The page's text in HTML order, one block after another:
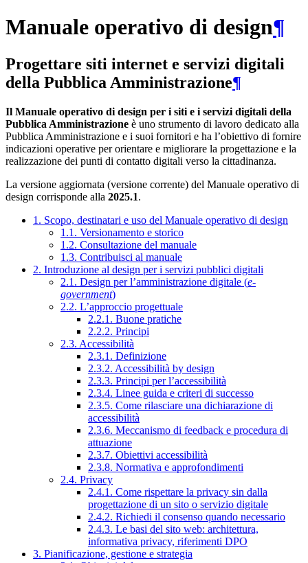
Manuale operativo di design¶
Progettare siti internet e servizi digitali
della Pubblica Amministrazione¶
Il Manuale operativo di design per i siti e i servizi digitali della
Pubblica Amministrazione è uno strumento di lavoro dedicato alla
Pubblica Amministrazione e i suoi fornitori e ha l’obiettivo di fornire
indicazioni operative per orientare e migliorare la progettazione e la
realizzazione dei punti di contatto digitali verso la cittadinanza.
La versione aggiornata (versione corrente) del Manuale operativo di
design corrisponde alla 2025.1.
1. Scopo, destinatari e uso del Manuale operativo di design
1.1. Versionamento e storico
1.2. Consultazione del manuale
1.3. Contribuisci al manuale
2. Introduzione al design per i servizi pubblici digitali
2.1. Design per l’amministrazione digitale (e-
government)
2.2. L’approccio progettuale
2.2.1. Buone pratiche
2.2.2. Principi
2.3. Accessibilità
2.3.1. Definizione
2.3.2. Accessibilità by design
2.3.3. Principi per l’accessibilità
2.3.4. Linee guida e criteri di successo
2.3.5. Come rilasciare una dichiarazione di
accessibilità
2.3.6. Meccanismo di feedback e procedura di
attuazione
2.3.7. Obiettivi accessibilità
2.3.8. Normativa e approfondimenti
2.4. Privacy
2.4.1. Come rispettare la privacy sin dalla
progettazione di un sito o servizio digitale
2.4.2. Richiedi il consenso quando necessario
2.4.3. Le basi del sito web: architettura,
informativa privacy, riferimenti DPO
3. Pianificazione, gestione e strategia